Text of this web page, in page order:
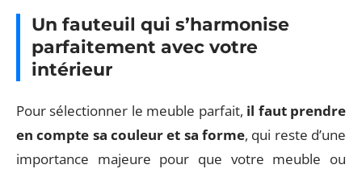
Un fauteuil qui s’harmonise
parfaitement avec votre
intérieur
Pour sélectionner le meuble parfait, il faut prendre
en compte sa couleur et sa forme, qui reste d’une
importance majeure pour que votre meuble ou